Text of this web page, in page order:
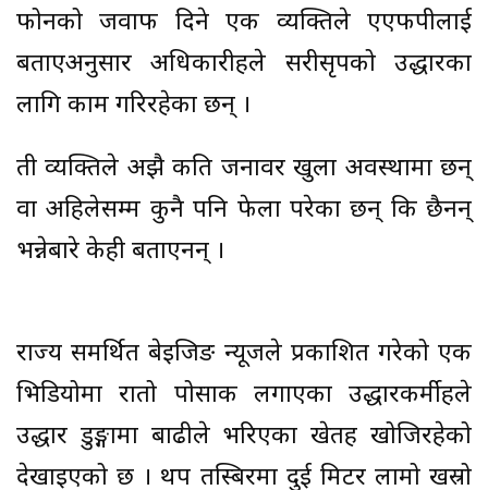
फोनको जवाफ दिने एक व्यक्तिले एएफपीलाई
बताएअनुसार अधिकारीहरूले सरीसृपको उद्धारका
लागि काम गरिरहेका छन् ।
ती व्यक्तिले अझै कति जनावर खुला अवस्थामा छन्
वा अहिलेसम्म कुनै पनि फेला परेका छन् कि छैनन्
भन्नेबारे केही बताएनन् ।
राज्य समर्थित बेइजिङ न्यूजले प्रकाशित गरेको एक
भिडियोमा रातो पोसाक लगाएका उद्धारकर्मीहरूले
उद्धार डुङ्गामा बाढीले भरिएका खेतहरू खोजिरहेको
देखाइएको छ । थप तस्बिरमा दुई मिटर लामो खस्रो